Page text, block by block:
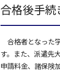
合格後手続
合格者となった
す。また、派遣先
申請料金、諸保険